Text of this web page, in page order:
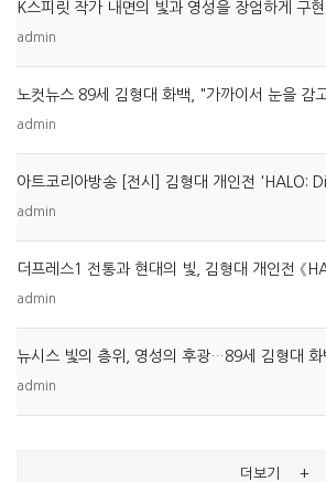
admin
노컷뉴스 89세 김형대 화백, "가까이서 눈을 감
admin
admin
더프레스1 전통과 현대의 빛, 김형대 개인전 《
admin
뉴시스 빛의 층위, 영성의 후광…89세 김형대 화
admin
더보기 +